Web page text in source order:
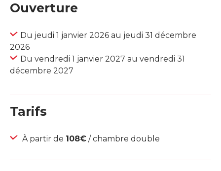
Ouverture
Du jeudi 1 janvier 2026 au jeudi 31 décembre
2026
Du vendredi 1 janvier 2027 au vendredi 31
décembre 2027
Tarifs
À partir de 108€ / chambre double